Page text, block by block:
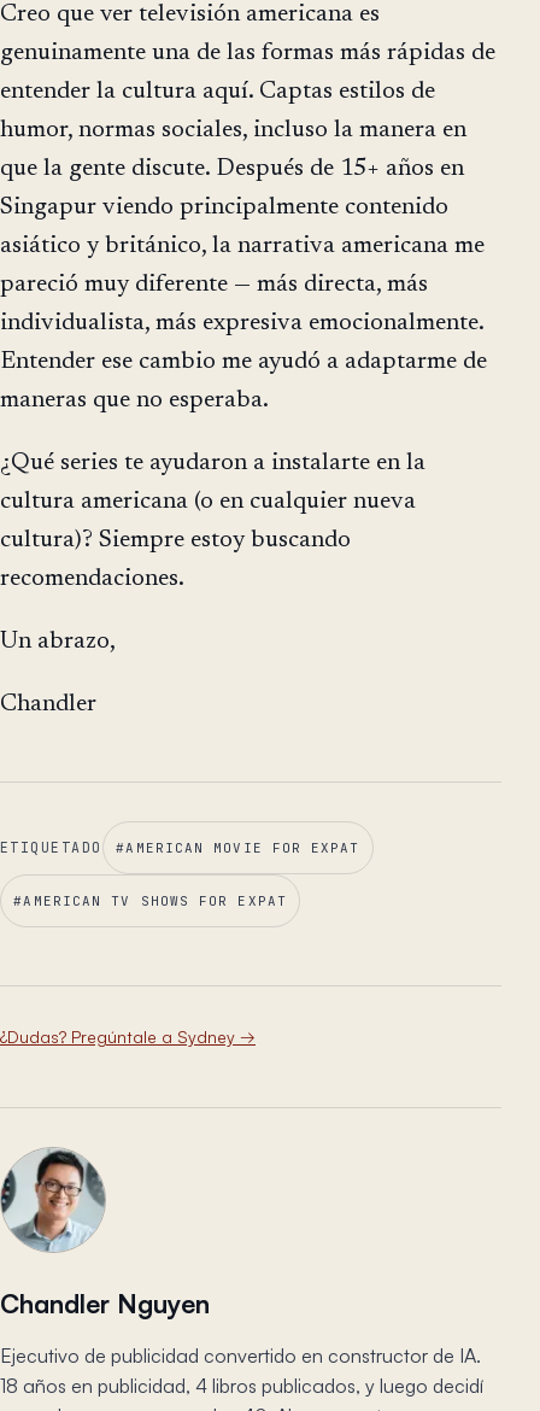
Creo que ver televisión americana es
genuinamente una de las formas más rápidas de
entender la cultura aquí. Captas estilos de
humor, normas sociales, incluso la manera en
que la gente discute. Después de 15+ años en
Singapur viendo principalmente contenido
asiático y británico, la narrativa americana me
pareció muy diferente — más directa, más
individualista, más expresiva emocionalmente.
Entender ese cambio me ayudó a adaptarme de
maneras que no esperaba.
¿Qué series te ayudaron a instalarte en la
cultura americana (o en cualquier nueva
cultura)? Siempre estoy buscando
recomendaciones.
Un abrazo,
Chandler
ETIQUETADO #AMERICAN MOVIE FOR EXPAT
#AMERICAN TV SHOWS FOR EXPAT
¿Dudas? Pregúntale a Sydney →
Chandler Nguyen
Ejecutivo de publicidad convertido en constructor de IA.
18 años en publicidad, 4 libros publicados, y luego decidí